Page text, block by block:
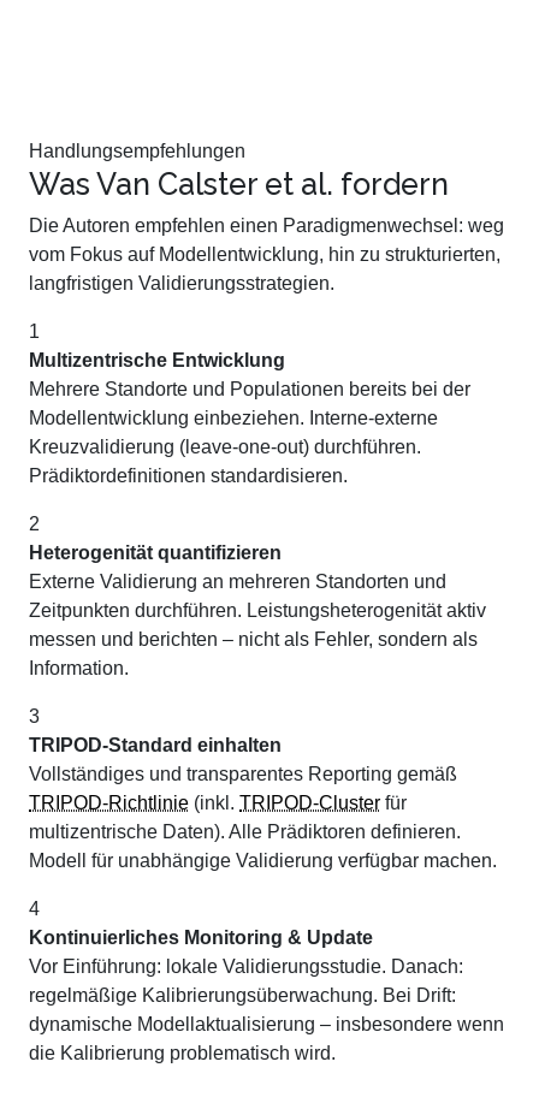
Handlungsempfehlungen
Was Van Calster et al. fordern
Die Autoren empfehlen einen Paradigmenwechsel: weg
vom Fokus auf Modellentwicklung, hin zu strukturierten,
langfristigen Validierungsstrategien.
1
Multizentrische Entwicklung
Mehrere Standorte und Populationen bereits bei der
Modellentwicklung einbeziehen. Interne-externe
Kreuzvalidierung (leave-one-out) durchführen.
Prädiktordefinitionen standardisieren.
2
Heterogenität quantifizieren
Externe Validierung an mehreren Standorten und
Zeitpunkten durchführen. Leistungsheterogenität aktiv
messen und berichten – nicht als Fehler, sondern als
Information.
3
TRIPOD-Standard einhalten
Vollständiges und transparentes Reporting gemäß
TRIPOD-Richtlinie (inkl. TRIPOD-Cluster für
multizentrische Daten). Alle Prädiktoren definieren.
Modell für unabhängige Validierung verfügbar machen.
4
Kontinuierliches Monitoring & Update
Vor Einführung: lokale Validierungsstudie. Danach:
regelmäßige Kalibrierungsüberwachung. Bei Drift:
dynamische Modellaktualisierung – insbesondere wenn
die Kalibrierung problematisch wird.